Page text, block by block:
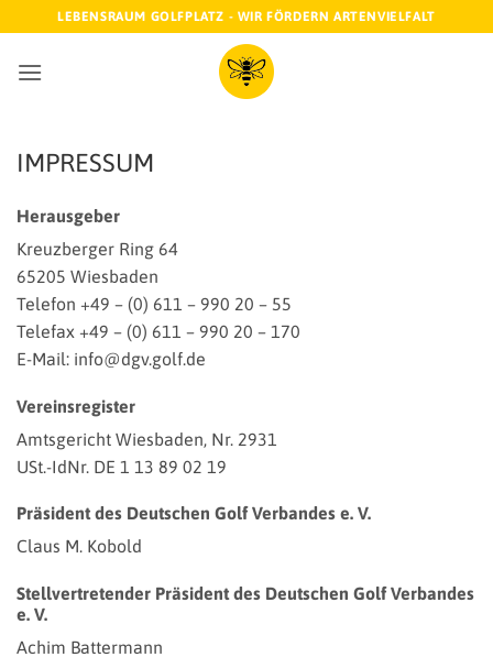
springen
LEBENSRAUM GOLFPLATZ - WIR FÖRDERN ARTENVIELFALT
IMPRESSUM
Herausgeber
Kreuzberger Ring 64
65205 Wiesbaden
Telefon +49 – (0) 611 – 990 20 – 55
Telefax +49 – (0) 611 – 990 20 – 170
E-Mail: info@dgv.golf.de
Vereinsregister
Amtsgericht Wiesbaden, Nr. 2931
USt.-IdNr. DE 1 13 89 02 19
Präsident des Deutschen Golf Verbandes e. V.
Claus M. Kobold
Stellvertretender Präsident des Deutschen Golf Verbandes
e. V.
Achim Battermann